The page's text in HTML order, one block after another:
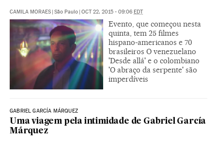
CAMILA MORAES | São Paulo | OCT 22, 2015 - 09:06 EDT
Evento, que começou nesta
quinta, tem 25 filmes
hispano-americanos e 70
brasileiros O venezuelano
'Desde allá' e o colombiano
'O abraço da serpente' são
imperdíveis
GABRIEL GARCÍA MÁRQUEZ
Uma viagem pela intimidade de Gabriel García
Márquez